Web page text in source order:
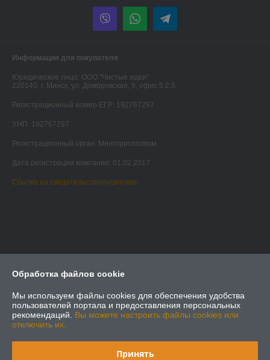
Информация для покупателя
Юридическое лицо: ООО "Чистые идеи"
220140, г. Минск, ул. Домбровская, 9, офис 5.2.5.
Регистрационный номер ЕГР: 192767297
УНП: 192767297
Регистрационный орган: Мингорисполком
Дата регистрации компании: 01.02.2017
Ссылка на свидетельство/лицензию
Обработка файлов cookie
Мы используем файлы cookies для обеспечения удобства
пользователей портала и предоставления персональных
рекомендаций. Вы можете настроить файлы cookies или
отключить их.
Принять